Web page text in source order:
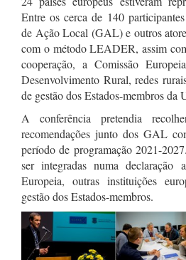
Entre os cerca de 140
de Ação Local (GAL) e outros
com o método LEADER, assim
cooperação, a Comissão
Desenvolvimento Rural, redes
de gestão dos Estados-membros da
A conferência pretendia
recomendações junto dos GAL
período de programação 2021-
ser integradas numa declaração
Europeia, outras instituições
gestão dos Estados-membros.